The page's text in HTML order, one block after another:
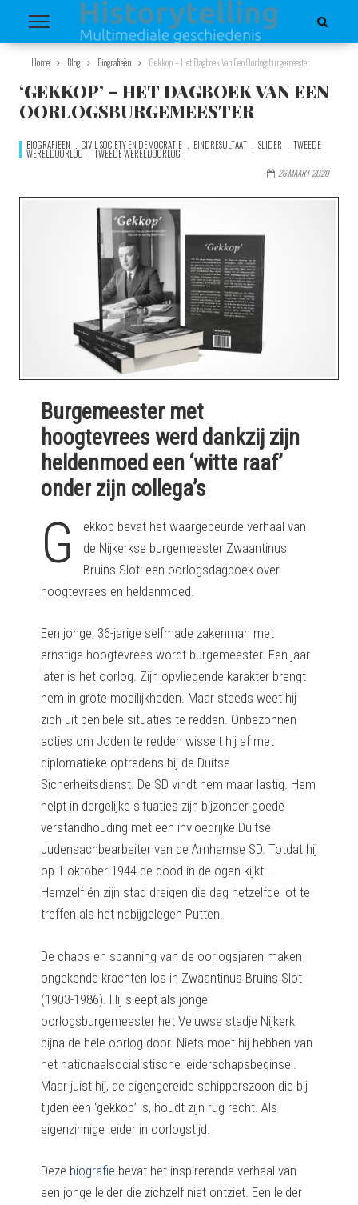
Home Blog Biografieën ‘Gekkop’ – Het Dagboek Van Een Oorlogsburgemeester
‘GEKKOP’ – HET DAGBOEK VAN EEN
OORLOGSBURGEMEESTER
BIOGRAFIEËN CIVIL SOCIETY EN DEMOCRATIE EINDRESULTAAT SLIDER TWEEDE
WERELDOORLOG
TWEEDE WERELDOORLOG
26 MAART 2020
Burgemeester met
hoogtevrees werd dankzij zijn
heldenmoed een ‘witte raaf’
onder zijn collega’s
G
ekkop bevat het waargebeurde verhaal van
de Nijkerkse burgemeester Zwaantinus
Bruins Slot: een oorlogsdagboek over
hoogtevrees en heldenmoed.
Een jonge, 36-jarige selfmade zakenman met
ernstige hoogtevrees wordt burgemeester. Een jaar
later is het oorlog. Zijn opvliegende karakter brengt
hem in grote moeilijkheden. Maar steeds weet hij
zich uit penibele situaties te redden. Onbezonnen
acties om Joden te redden wisselt hij af met
diplomatieke optredens bij de Duitse
Sicherheitsdienst. De SD vindt hem maar lastig. Hem
helpt in dergelijke situaties zijn bijzonder goede
verstandhouding met een invloedrijke Duitse
Judensachbearbeiter van de Arnhemse SD. Totdat hij
op 1 oktober 1944 de dood in de ogen kijkt….
Hemzelf én zijn stad dreigen die dag hetzelfde lot te
treffen als het nabijgelegen Putten.
De chaos en spanning van de oorlogsjaren maken
ongekende krachten los in Zwaantinus Bruins Slot
(1903-1986). Hij sleept als jonge
oorlogsburgemeester het Veluwse stadje Nijkerk
bijna de hele oorlog door. Niets moet hij hebben van
het nationaalsocialistische leiderschapsbeginsel.
Maar juist hij, de eigengereide schipperszoon die bij
tijden een ‘gekkop’ is, houdt zijn rug recht. Als
eigenzinnige leider in oorlogstijd.
Deze biografie bevat het inspirerende verhaal van
een jonge leider die zichzelf niet ontziet. Een leider